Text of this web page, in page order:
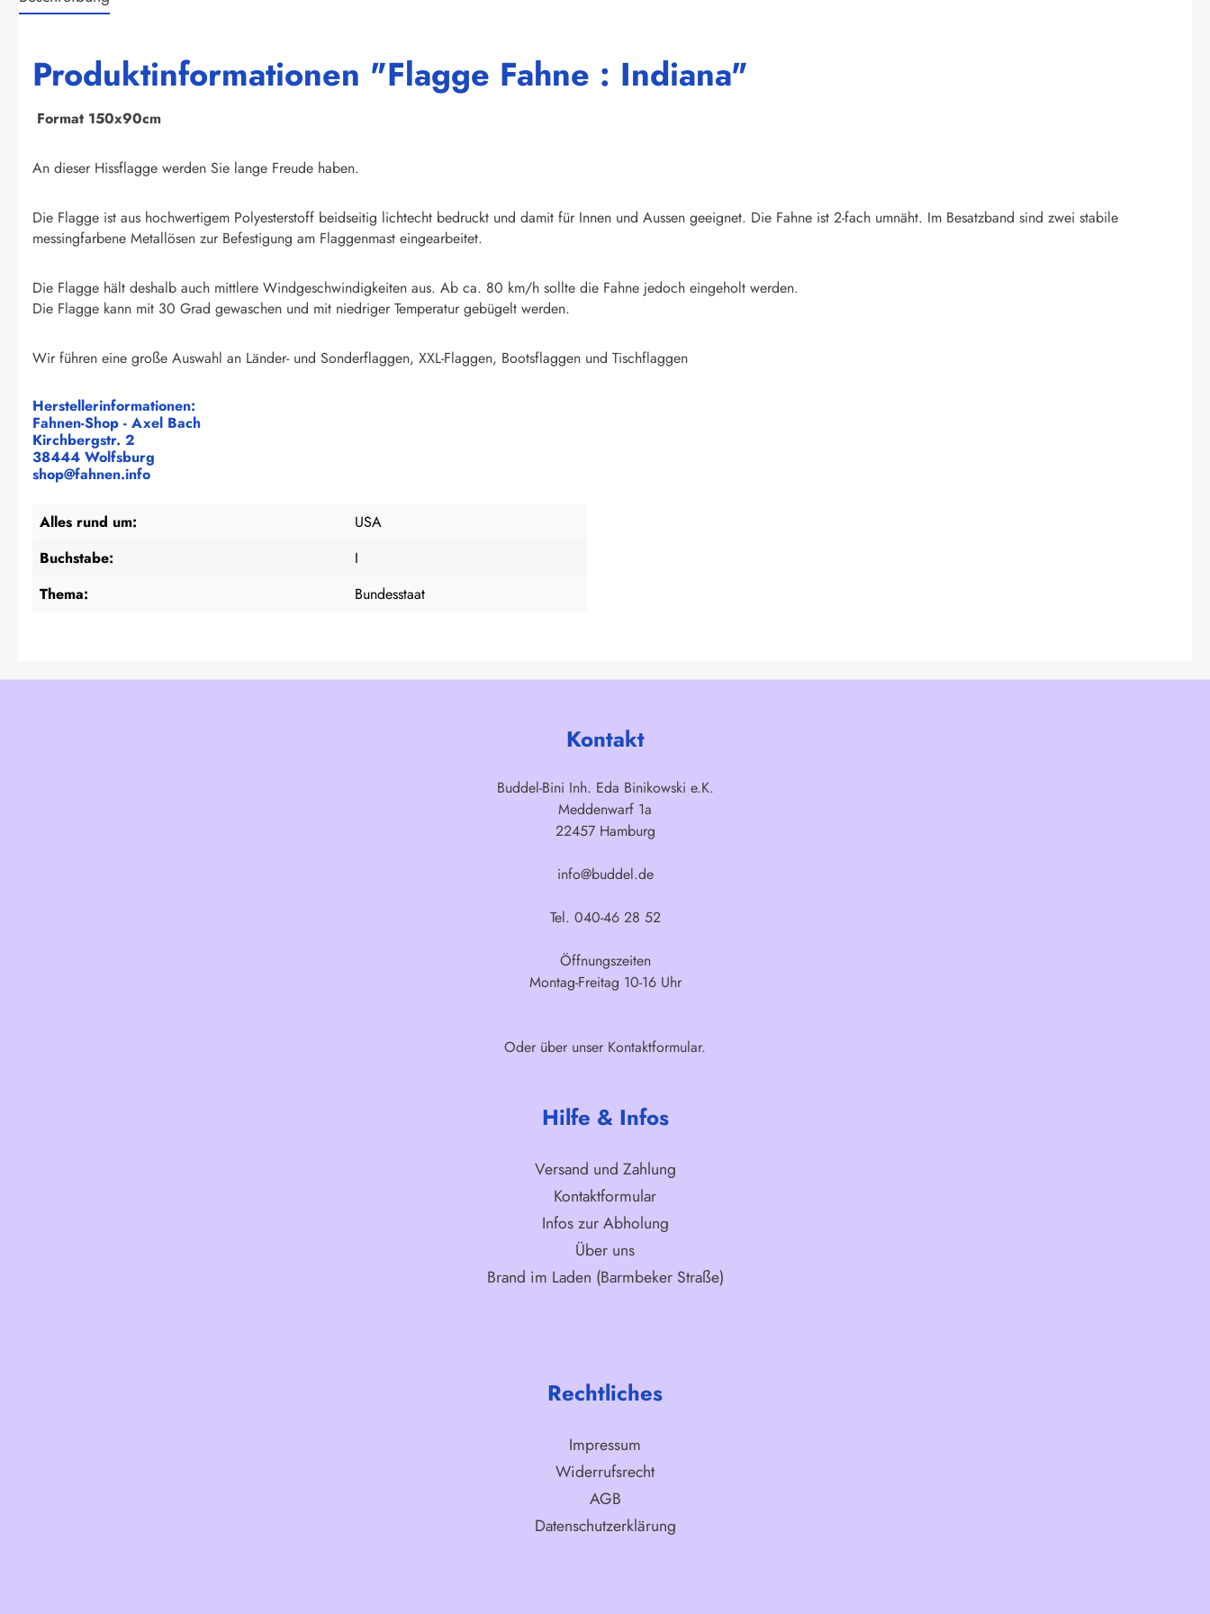
Produktinformationen "Flagge Fahne : Indiana"
Format 150x90cm
An dieser Hissflagge werden Sie lange Freude haben.
Die Flagge ist aus hochwertigem Polyesterstoff beidseitig lichtecht bedruckt und damit für Innen und Aussen geeignet. Die Fahne ist 2-fach umnäht. Im Besatzband sind zwei stabile
messingfarbene Metallösen zur Befestigung am Flaggenmast eingearbeitet.
Die Flagge hält deshalb auch mittlere Windgeschwindigkeiten aus. Ab ca. 80 km/h sollte die Fahne jedoch eingeholt werden.
Die Flagge kann mit 30 Grad gewaschen und mit niedriger Temperatur gebügelt werden.
Wir führen eine große Auswahl an Länder- und Sonderflaggen, XXL-Flaggen, Bootsflaggen und Tischflaggen
Herstellerinformationen:
Fahnen-Shop - Axel Bach
Kirchbergstr. 2
38444 Wolfsburg
shop@fahnen.info
Alles rund um:
USA
Buchstabe:
I
Thema:
Bundesstaat
Kontakt
Buddel-Bini Inh. Eda Binikowski e.K.
Meddenwarf 1a
22457 Hamburg
info@buddel.de
Tel. 040-46 28 52
Öffnungszeiten
Montag-Freitag 10-16 Uhr
Oder über unser Kontaktformular.
Hilfe & Infos
Versand und Zahlung
Kontaktformular
Infos zur Abholung
Über uns
Brand im Laden (Barmbeker Straße)
Rechtliches
Impressum
Widerrufsrecht
AGB
Datenschutzerklärung